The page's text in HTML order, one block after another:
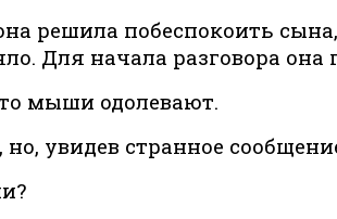
решила побеспокоить
Для начала разговора
мыши одолевают.
увидев странное